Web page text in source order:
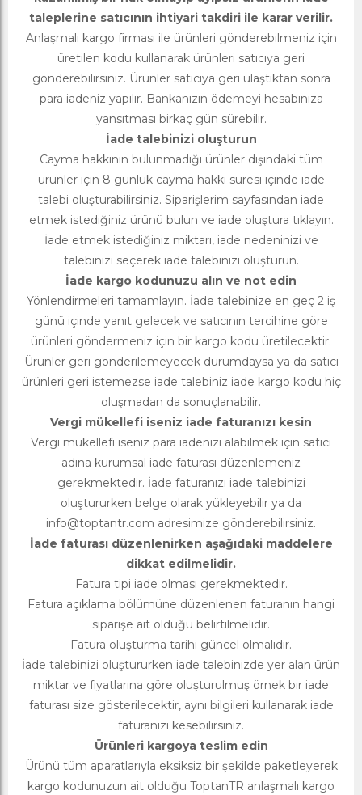
taleplerine satıcının ihtiyari takdiri ile karar verilir.
Anlaşmalı kargo firması ile ürünleri gönderebilmeniz için
üretilen kodu kullanarak ürünleri satıcıya geri
gönderebilirsiniz. Ürünler satıcıya geri ulaştıktan sonra
para iadeniz yapılır. Bankanızın ödemeyi hesabınıza
yansıtması birkaç gün sürebilir.
İade talebinizi oluşturun
Cayma hakkının bulunmadığı ürünler dışındaki tüm
ürünler için 8 günlük cayma hakkı süresi içinde iade
talebi oluşturabilirsiniz. Siparişlerim sayfasından iade
etmek istediğiniz ürünü bulun ve iade oluştura tıklayın.
İade etmek istediğiniz miktarı, iade nedeninizi ve
talebinizi seçerek iade talebinizi oluşturun.
İade kargo kodunuzu alın ve not edin
Yönlendirmeleri tamamlayın. İade talebinize en geç 2 iş
günü içinde yanıt gelecek ve satıcının tercihine göre
ürünleri göndermeniz için bir kargo kodu üretilecektir.
Ürünler geri gönderilemeyecek durumdaysa ya da satıcı
ürünleri geri istemezse iade talebiniz iade kargo kodu hiç
oluşmadan da sonuçlanabilir.
Vergi mükellefi iseniz iade faturanızı kesin
Vergi mükellefi iseniz para iadenizi alabilmek için satıcı
adına kurumsal iade faturası düzenlemeniz
gerekmektedir. İade faturanızı iade talebinizi
oluştururken belge olarak yükleyebilir ya da
info@toptantr.com adresimize gönderebilirsiniz.
İade faturası düzenlenirken aşağıdaki maddelere
dikkat edilmelidir.
Fatura tipi iade olması gerekmektedir.
Fatura açıklama bölümüne düzenlenen faturanın hangi
siparişe ait olduğu belirtilmelidir.
Fatura oluşturma tarihi güncel olmalıdır.
İade talebinizi oluştururken iade talebinizde yer alan ürün
miktar ve fiyatlarına göre oluşturulmuş örnek bir iade
faturası size gösterilecektir, aynı bilgileri kullanarak iade
faturanızı kesebilirsiniz.
Ürünleri kargoya teslim edin
Ürünü tüm aparatlarıyla eksiksiz bir şekilde paketleyerek
kargo kodunuzun ait olduğu ToptanTR anlaşmalı kargo